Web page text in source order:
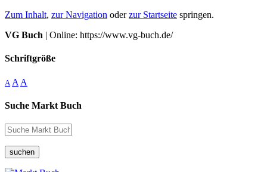
Zum Inhalt, zur Navigation oderzur Startseite springen.
VG Buch | Online: https://www.vg-buch.de/
Schriftgröße
A A A
Suche Markt Buch
suchen